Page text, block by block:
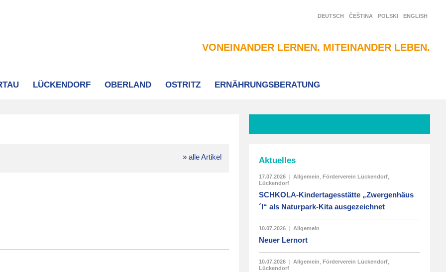
DEUTSCH ČEŠTINA POLSKI ENGLISH
VONEINANDER LERNEN. MITEINANDER LEBEN.
LÜCKENDORF OBERLAND OSTRITZ ERNÄHRUNGSBERATUNG
» alle Artikel Aktuelles
17.07.2026 | Allgemein Förderverein Lückendorf
Lückendorf
SCHKOLA-Kindertagesstätte „Zwergenhäus
´l“ als Naturpark-Kita ausgezeichnet
10.07.2026 | Allgemein
Neuer Lernort
10.07.2026 | Allgemein Förderverein Lückendorf
Lückendorf